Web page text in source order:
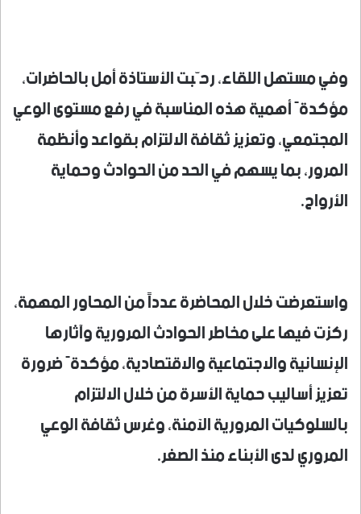
وفي مستهل اللقاء، رحّبت الأستاذة أمل بالحاضرات،
مؤكدةً أهمية هذه المناسبة في رفع مستوى الوعي
المجتمعي، وتعزيز ثقافة الالتزام بقواعد وأنظمة
المرور، بما يسهم في الحد من الحوادث وحماية
الأرواح.
واستعرضت خلال المحاضرة عدداً من المحاور المهمة،
ركزت فيها على مخاطر الحوادث المرورية وآثارها
الإنسانية والاجتماعية والاقتصادية، مؤكدةً ضرورة
تعزيز أساليب حماية الأسرة من خلال الالتزام
بالسلوكيات المرورية الآمنة، وغرس ثقافة الوعي
المروري لدى الأبناء منذ الصغر.